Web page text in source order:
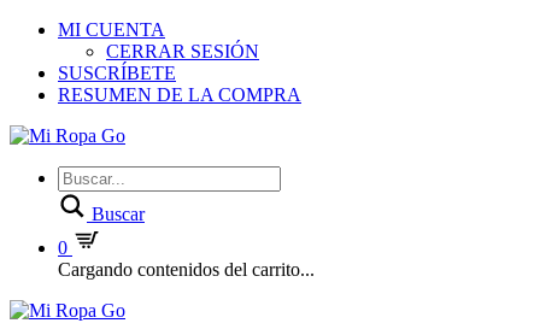
MI CUENTA
CERRAR SESIÓN
SUSCRÍBETE
RESUMEN DE LA COMPRA
Buscar
0
Cargando contenidos del carrito...